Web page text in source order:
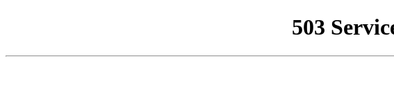
503